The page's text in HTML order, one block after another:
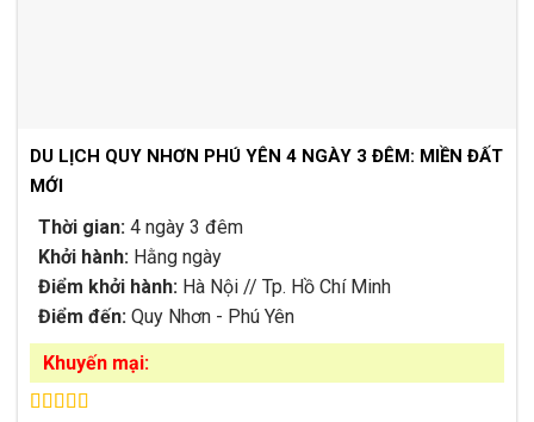
DU LỊCH QUY NHƠN PHÚ YÊN 4 NGÀY 3 ĐÊM: MIỀN ĐẤT
MỚI
Thời gian: 4 ngày 3 đêm
Khởi hành: Hằng ngày
Điểm khởi hành: Hà Nội // Tp. Hồ Chí Minh
Điểm đến: Quy Nhơn - Phú Yên
Khuyến mại: